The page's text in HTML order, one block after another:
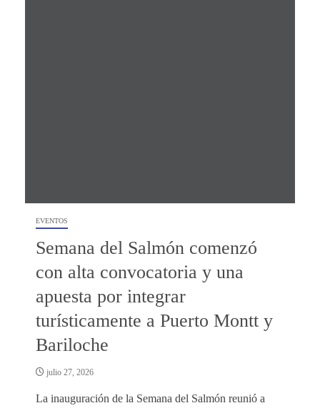
EVENTOS
Semana del Salmón comenzó
con alta convocatoria y una
apuesta por integrar
turísticamente a Puerto Montt y
Bariloche
julio 27, 2026
La inauguración de la Semana del Salmón reunió a